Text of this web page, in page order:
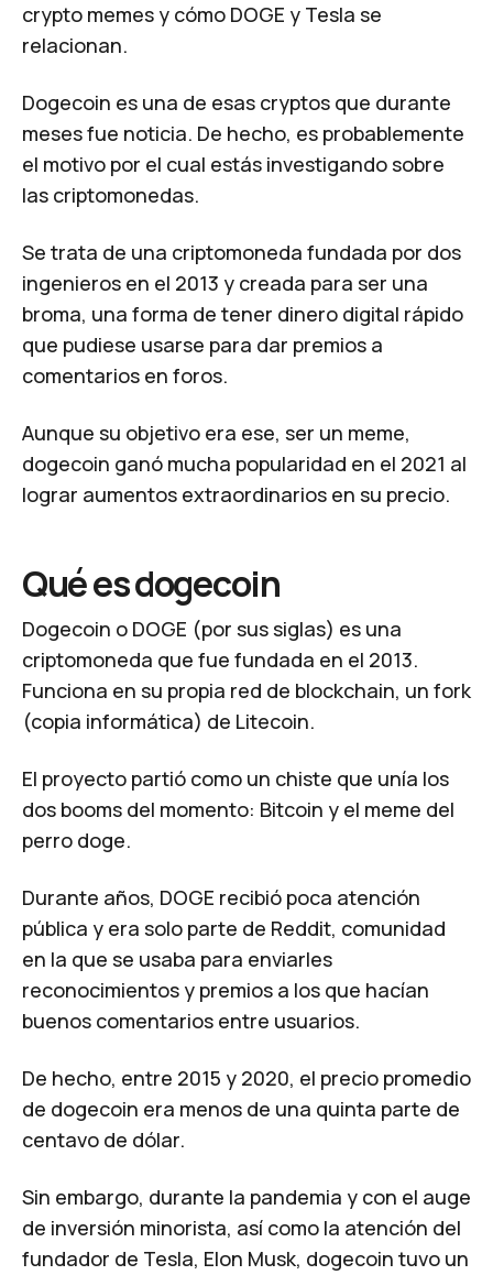
crypto memes y cómo DOGE y Tesla se
relacionan.
Dogecoin es una de esas cryptos que durante
meses fue noticia. De hecho, es probablemente
el motivo por el cual estás investigando sobre
las criptomonedas.
Se trata de una criptomoneda fundada por dos
ingenieros en el 2013 y creada para ser una
broma, una forma de tener dinero digital rápido
que pudiese usarse para dar premios a
comentarios en foros.
Aunque su objetivo era ese, ser un meme,
dogecoin ganó mucha popularidad en el 2021 al
lograr aumentos extraordinarios en su precio.
Qué es dogecoin
Dogecoin o DOGE (por sus siglas) es una
criptomoneda que fue fundada en el 2013.
Funciona en su propia red de blockchain, un fork
(copia informática) de Litecoin.
El proyecto partió como un chiste que unía los
dos booms del momento: Bitcoin y el meme del
perro doge.
Durante años, DOGE recibió poca atención
pública y era solo parte de Reddit, comunidad
en la que se usaba para enviarles
reconocimientos y premios a los que hacían
buenos comentarios entre usuarios.
De hecho, entre 2015 y 2020, el precio promedio
de dogecoin era menos de una quinta parte de
centavo de dólar.
Sin embargo, durante la pandemia y con el auge
de inversión minorista, así como la atención del
fundador de Tesla, Elon Musk, dogecoin tuvo un